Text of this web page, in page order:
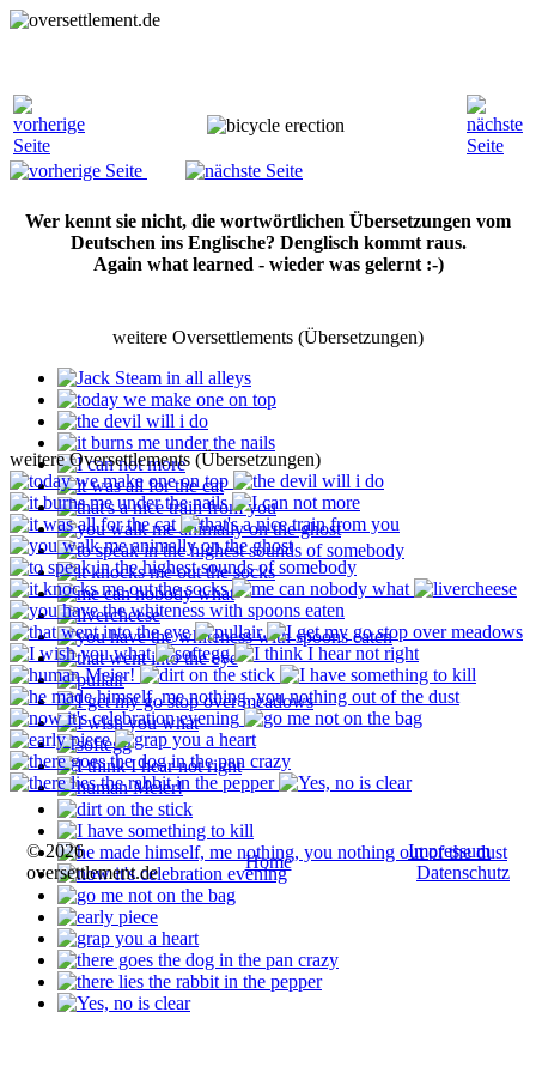
Wer kennt sie nicht, die wortwörtlichen Übersetzungen vom
Deutschen ins Englische? Denglisch kommt raus.
Again what learned - wieder was gelernt :-)
weitere Oversettlements (Übersetzungen)
weitere Oversettlements (Übersetzungen)
© 2026
oversettlement.de
Home
Impressum
Datenschutz